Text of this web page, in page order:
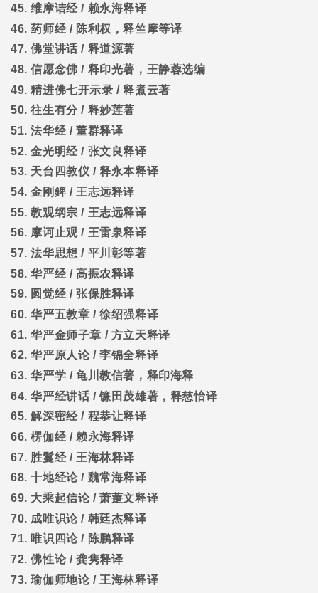
45.维摩诘经/ 赖永海释译
46.药师经/ 陈利权，释竺摩等译
47.佛堂讲话 / 释道源著
48.信愿念佛 / 释印光著，王静蓉选编
49.精进佛七开示录 /释煮云著
50.往生有分 / 释妙莲著
51.法华经/董群释译
52.金光明经/ 张文良释译
53. 天台四教仪 /释永本释译
54.金刚錍 / 王志远释译
55.教观纲宗 / 王志远释译
56. 摩诃止观/ 王雷泉释译
57.法华思想 / 平川彰等著
58.华严经/高振农释译
59. 圆觉经/张保胜释译
60.华严五教章 /徐绍强释译
61.华严金师子章 / 方立天释译
62.华严原人论/李锦全释译
63.华严学 /龟川教信著，释印海释
64.华严经讲话 /镰田茂雄著，释慈怡译
65.解深密经/ 程恭让释译
66.楞伽经/ 赖永海释译
67. 胜鬘经/ 王海林释译
68.十地经论/ 魏常海释译
69. 大乘起信论/萧萐文释译
70. 成唯识论/ 韩廷杰释译
71. 唯识四论/ 陈鹏释译
72.佛性论/龚隽释译
73.瑜伽师地论/ 王海林释译